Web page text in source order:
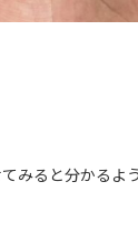
みると分かるよ